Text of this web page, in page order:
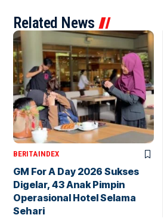
Related News
BERITAINDEX
GM For A Day 2026 Sukses
Digelar, 43 Anak Pimpin
Operasional Hotel Selama
Sehari